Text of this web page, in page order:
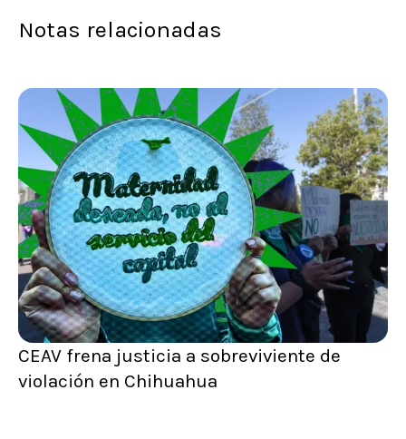
Notas relacionadas
CEAV frena justicia a sobreviviente de
violación en Chihuahua